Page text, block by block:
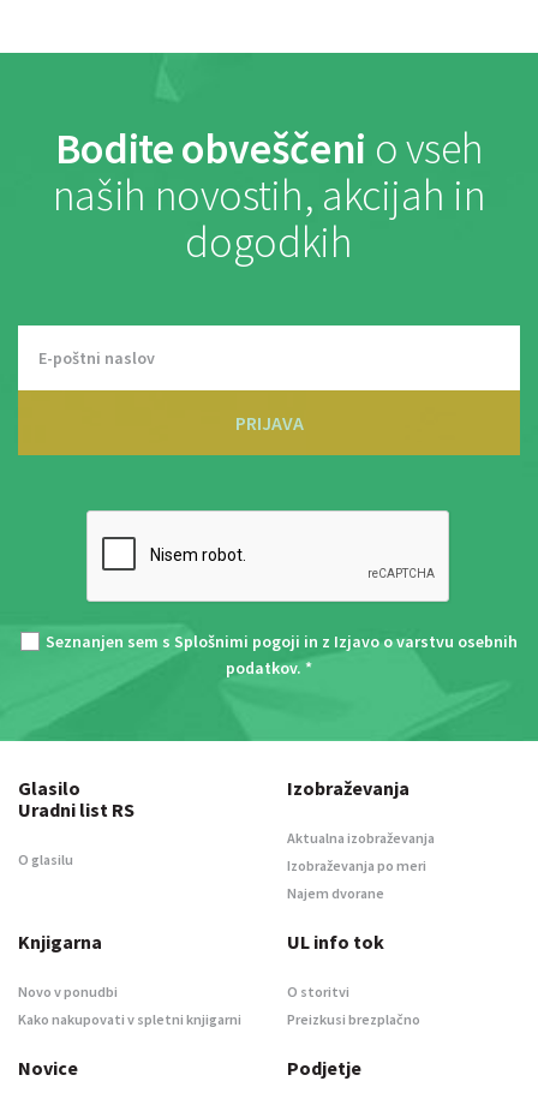
Bodite obveščeni o vseh
naših novostih, akcijah in
dogodkih
PRIJAVA
Seznanjen sem s Splošnimi pogoji in z Izjavo o varstvu osebnih
podatkov. *
Glasilo
Uradni list RS
O glasilu
Izobraževanja
Aktualna izobraževanja
Izobraževanja po meri
Najem dvorane
Knjigarna
Novo v ponudbi
Kako nakupovati v spletni knjigarni
UL info tok
O storitvi
Preizkusi brezplačno
Novice Podjetje